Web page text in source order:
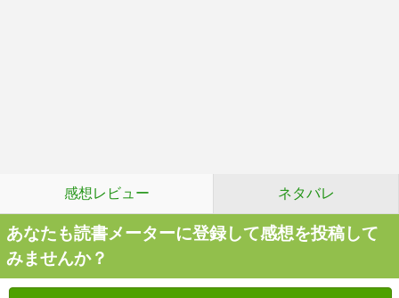
感想レビュー ネタバレ
あなたも読書メーターに登録して感想を投稿して
みませんか？